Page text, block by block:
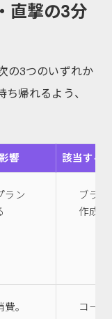
直撃の3分
の3つのいずれか
帰れるよう、
響 該当する
ラン
ブラ
作成
。
コー